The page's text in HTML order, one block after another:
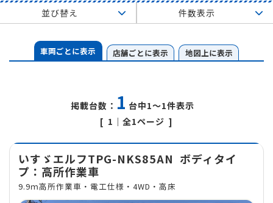
車両ごとに表示 店舗ごとに表示 地図上に表示
並び替え 件数表示
掲載台数： 1 台中1～1件表示
1 ｜全1ページ
いすゞエルフTPG-NKS85AN ボディタイ
プ：高所作業車
9.9ｍ高所作業車・電工仕様・4WD・高床